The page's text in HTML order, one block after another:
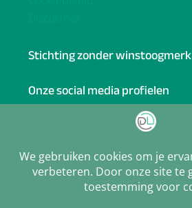
Stichting zonder winstoogmerk
Onze social media profielen
Linkedin